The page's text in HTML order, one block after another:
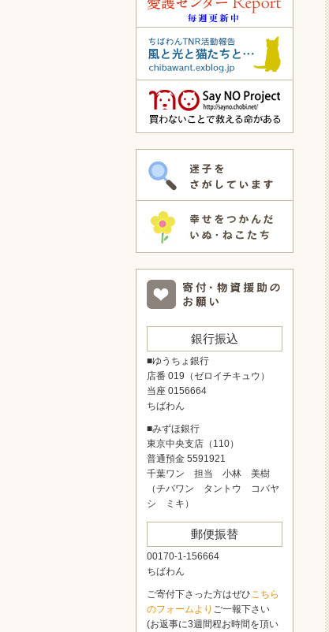
銀行振込
■ゆうちょ銀行
店番 019（ゼロイチキュウ）
当座 0156664
ちばわん
■みずほ銀行
東京中央支店（110）
普通預金 5591921
千葉ワン 担当 小林 美樹
（チバワン タントウ コバヤ
シ ミキ）
郵便振替
00170-1-156664
ちばわん
ご寄付下さった方はぜひこちら
のフォームより ご一報下さい
(お返事に3週間程お時間を頂い